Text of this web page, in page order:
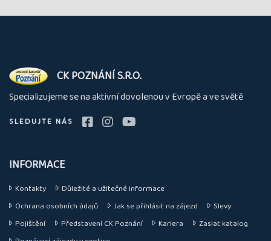
O
nás
CK POZNÁNÍ S.R.O.
Specializujeme se na aktivní dovolenou v Evropě a ve světě
SLEDUJTE NÁS
INFORMACE
Kontakty
Důležité a užitečné informace
Ochrana osobních údajů
Jak se přihlásit na zájezd
Slevy
Pojištění
Představení CK Poznání Kariera
Zaslat katalog